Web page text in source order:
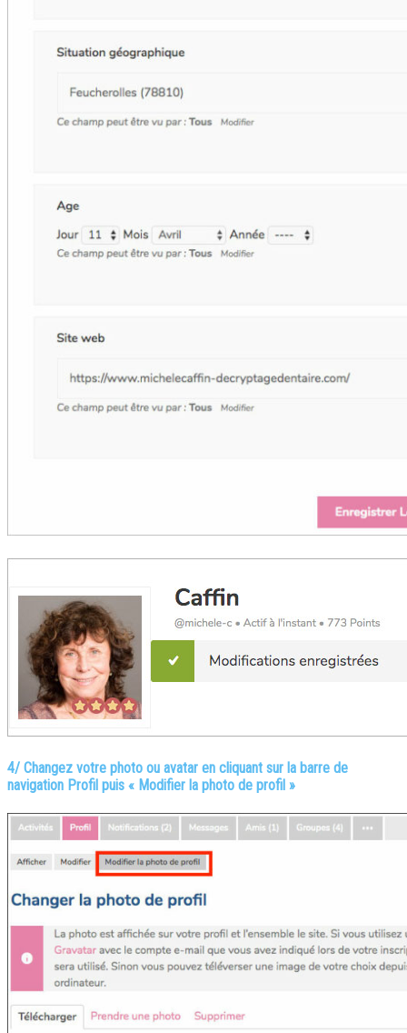
4/ Changez votre photo ou avatar en cliquant sur la barre de
navigation Profil puis « Modifier la photo de profil »